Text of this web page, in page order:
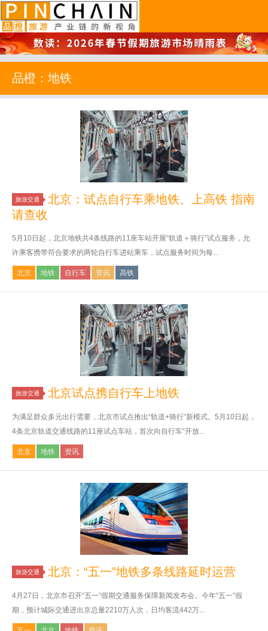
品橙旅游
品橙：地铁
旅游交通
北京：试点自行车乘地铁、上高铁 指南
请查收
5月10日起，北京地铁共4条线路的11座车站开展“轨道＋骑行”试点服务，允
许乘客携带符合要求的两轮自行车进站乘车，试点服务时间为每...
北京 地铁 自行车 资讯 高铁
旅游交通 北京试点携自行车上地铁
为满足群众多元出行需要，北京市试点推出“轨道+骑行”新模式。5月10日起，
4条北京轨道交通线路的11座试点车站，首次向自行车“开放...
北京 地铁 资讯
旅游交通 北京：“五一”地铁多条线路延时运营
4月27日，北京市召开“五一”假期交通服务保障新闻发布会。今年“五一”假
期，预计城际交通进出京总量2210万人次，日均客流442万...